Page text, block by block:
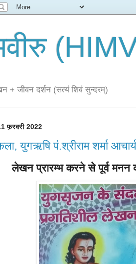
+ जीवन दर्शन (सत्यं शिवं सुन्दरम्)
फ़रवरी 2022
युगऋषि पं.श्रीराम शर्मा
लेखन प्रारम्भ करने से पूर्व